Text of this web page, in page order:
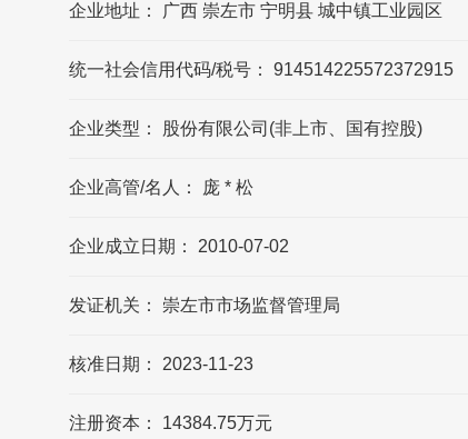
代表人是?
代表人是庞赞松
派阳山的联系方式?
派阳山官网公布的联系方式是0771-
8626655，可能数据更新不及时，请以品牌
请以品牌官网/官方公布的联系方式为准
企业地址： 广西 崇左市 宁明县 城中镇工业园区
统一社会信用代码/税号： 914514225572372915
企业类型： 股份有限公司(非上市、国有控股)
企业高管/名人： 庞 * 松
企业成立日期： 2010-07-02
发证机关： 崇左市市场监督管理局
核准日期： 2023-11-23
注册资本： 14384.75万元